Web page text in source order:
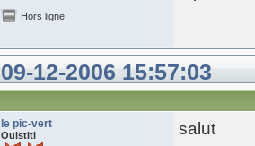
Hors ligne
09-12-2006 15:57:03
le pic-vert
Ouistiti salut